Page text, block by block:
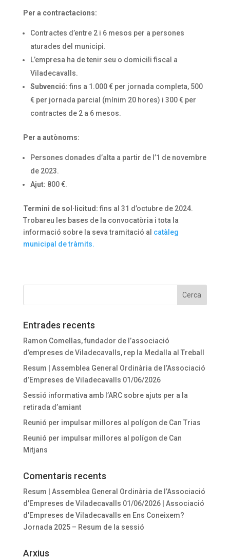
Per a contractacions:
Contractes d’entre 2 i 6 mesos per a persones
aturades del municipi.
L’empresa ha de tenir seu o domicili fiscal a
Viladecavalls.
Subvenció: fins a 1.000 € per jornada completa, 500
€ per jornada parcial (mínim 20 hores) i 300 € per
contractes de 2 a 6 mesos.
Per a autònoms:
Persones donades d’alta a partir de l’1 de novembre
de 2023.
Ajut: 800 €.
Termini de sol·licitud: fins al 31 d’octubre de 2024.
Trobareu les bases de la convocatòria i tota la
informació sobre la seva tramitació al catàleg
municipal de tràmits.
Entrades recents
Ramon Comellas, fundador de l’associació
d’empreses de Viladecavalls, rep la Medalla al Treball
Resum | Assemblea General Ordinària de l’Associació
d’Empreses de Viladecavalls 01/06/2026
Sessió informativa amb l’ARC sobre ajuts per a la
retirada d’amiant
Reunió per impulsar millores al polígon de Can Trias
Reunió per impulsar millores al polígon de Can
Mitjans
Comentaris recents
Resum | Assemblea General Ordinària de l’Associació
d’Empreses de Viladecavalls 01/06/2026 | Associació
d'Empreses de Viladecavalls en Ens Coneixem?
Jornada 2025 – Resum de la sessió
Arxius